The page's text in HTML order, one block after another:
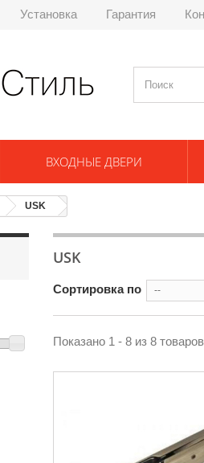
Установка Гарантия
ВХОДНЫЕ ДВЕРИ
USK
USK
Сортировка по --
Показано 1 - 8 из 8 товаров